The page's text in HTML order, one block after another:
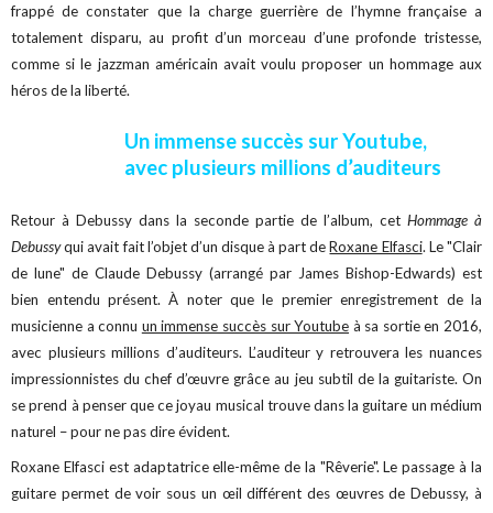
frappé de constater que la charge guerrière de l’hymne française a
totalement disparu, au profit d’un morceau d’une profonde tristesse,
comme si le jazzman américain avait voulu proposer un hommage aux
héros de la liberté.
Un immense succès sur Youtube,
avec plusieurs millions d’auditeurs
Retour à Debussy dans la seconde partie de l’album, cetHommage à
Debussyqui avait fait l’objet d’un disque à part deRoxane Elfasci. Le "Clair
de lune" de Claude Debussy (arrangé par James Bishop-Edwards) est
bien entendu présent. À noter que le premier enregistrement de la
musicienne a connu un immense succès sur Youtube à sa sortie en 2016,
avec plusieurs millions d’auditeurs. L’auditeur y retrouvera les nuances
impressionnistes du chef d’œuvre grâce au jeu subtil de la guitariste. On
se prend à penser que ce joyau musical trouve dans la guitare un médium
naturel – pour ne pas dire évident.
Roxane Elfasci est adaptatrice elle-même de la "Rêverie". Le passage à la
guitare permet de voir sous un œil différent des œuvres de Debussy, à